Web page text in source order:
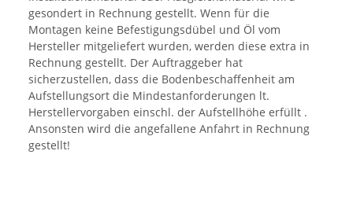
gesondert in Rechnung gestellt. Wenn für die
Montagen keine Befestigungsdübel und Öl vom
Hersteller mitgeliefert wurden, werden diese extra in
Rechnung gestellt. Der Auftraggeber hat
sicherzustellen, dass die Bodenbeschaffenheit am
Aufstellungsort die Mindestanforderungen lt.
Herstellervorgaben einschl. der Aufstellhöhe erfüllt .
Ansonsten wird die angefallene Anfahrt in Rechnung
gestellt!